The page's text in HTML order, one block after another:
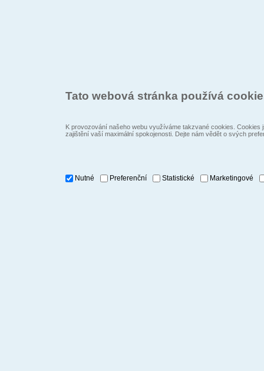
Tato webová stránka používá
K provozování našeho webu využíváme takzvané cookies.
zajištění vaší maximální spokojenosti. Dejte nám vědět o svých
Nutné Preferenční Statistické Marketingové